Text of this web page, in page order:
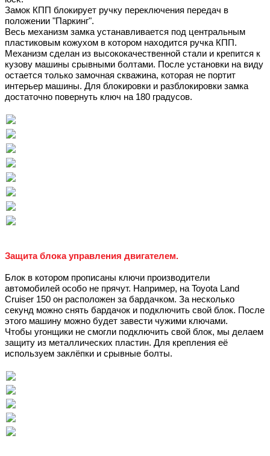
Замок КПП блокирует ручку переключения передач в
положении "Паркинг".
Весь механизм замка устанавливается под центральным
пластиковым кожухом в котором находится ручка КПП.
Механизм сделан из высококачественной стали и крепится к
кузову машины срывными болтами. После установки на виду
остается только замочная скважина, которая не портит
интерьер машины. Для блокировки и разблокировки замка
достаточно повернуть ключ на 180 градусов.
Защита блока управления двигателем.
Блок в котором прописаны ключи производители
автомобилей особо не прячут. Например, на Toyota Land
Cruiser 150 он расположен за бардачком. За несколько
секунд можно снять бардачок и подключить свой блок. После
этого машину можно будет завести чужими ключами.
Чтобы угонщики не смогли подключить свой блок, мы делаем
защиту из металлических пластин. Для крепления её
используем заклёпки и срывные болты.